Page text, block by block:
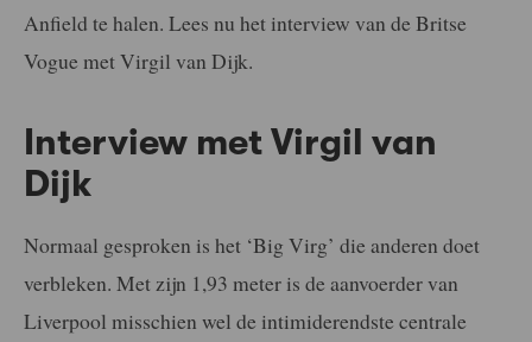
Anfield te halen. Lees nu het interview van de Britse
Vogue met Virgil van Dijk.
Interview met Virgil van
Dijk
Normaal gesproken is het ‘Big Virg’ die anderen doet
verbleken. Met zijn 1,93 meter is de aanvoerder van
Liverpool misschien wel de intimiderendste centrale